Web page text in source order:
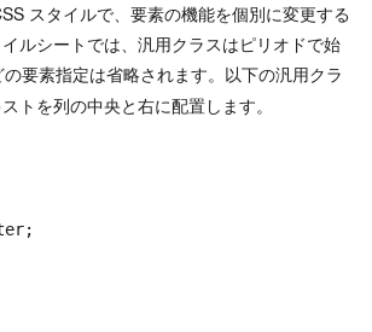
スタイルで、要素の機能を個別に変更する
ルシートでは、汎用クラスはピリオドで始
の要素指定は省略されます。以下の汎用クラ
トを列の中央と右に配置します。